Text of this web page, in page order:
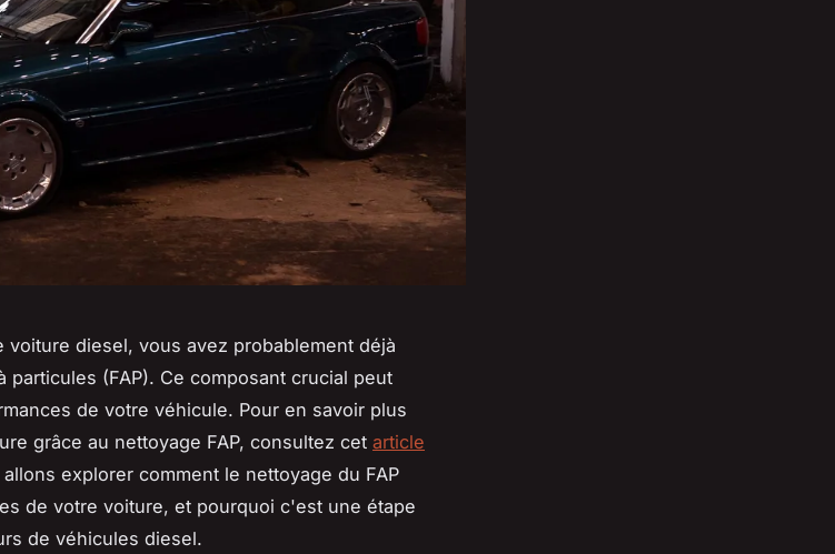
diesel, vous avez probablement déjà
(FAP). Ce composant crucial peut
de votre véhicule. Pour en savoir plus
grâce au nettoyage FAP, consultez cet article
explorer comment le nettoyage du FAP
de votre voiture, et pourquoi c'est une étape
de véhicules diesel.